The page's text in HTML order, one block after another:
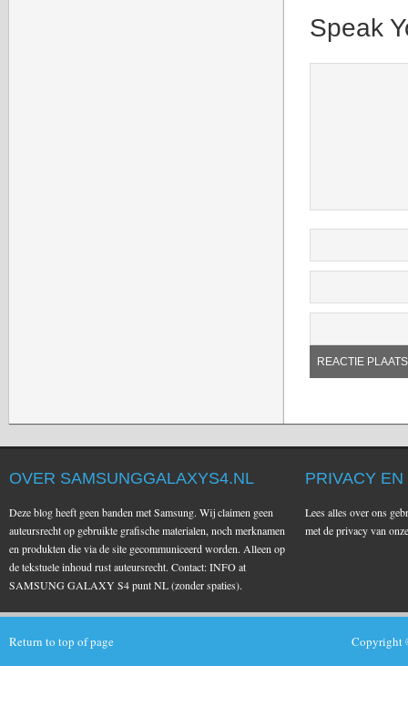
Speak
OVER SAMSUNGGALAXYS4.NL
Deze blog heeft geen banden met Samsung. Wij claimen geen
auteursrecht op gebruikte grafische materialen, noch merknamen
en produkten die via de site gecommuniceerd worden. Alleen op
de tekstuele inhoud rust auteursrecht. Contact: INFO at
SAMSUNG GALAXY S4 punt NL (zonder spaties).
PRIVACY
Lees alles over ons
met de privacy van
Return to top of page Copyright